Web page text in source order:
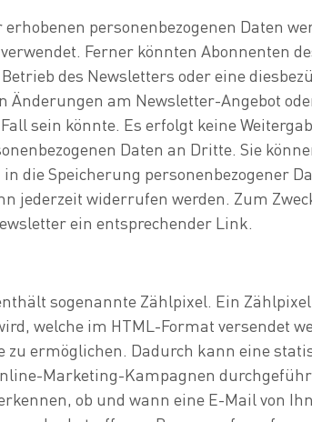
personenbezogenen Daten
Ferner könnten Abonnenten
des Newsletters oder eine
am Newsletter-Angebot
sein könnte. Es erfolgt keine
Daten an Dritte. Sie
die Speicherung personenbezogener
jederzeit widerrufen werden. Zum
ein entsprechender Link.
sogenannte Zählpixel. Ein
welche im HTML-Format versendet
zu ermöglichen. Dadurch kann eine
Marketing-Kampagnen
ob und wann eine E-Mail von